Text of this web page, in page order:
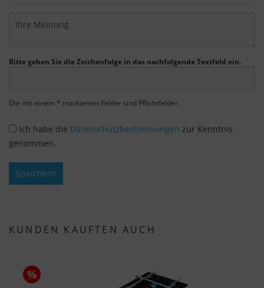
Bitte geben Sie die Zeichenfolge in das nachfolgende Textfeld ein.
Die mit einem * markierten Felder sind Pflichtfelder.
Ich habe die Datenschutzbestimmungen zur Kenntnis
genommen.
Speichern
KUNDEN KAUFTEN AUCH
%
Die Zustimmung zur Verwendung von nicht
Einstellungen auch nachträglich über die
Informationen finden Sie in unseren
Wir nutzen Google Analytics, um eine
Auswertung der Website zu erhalten, um die
Website und das Nutzererlebnis zu verbessern.
Verweildauer auf der Seite und die Interaktion
anderen Nutzungsdaten verwendet werden.